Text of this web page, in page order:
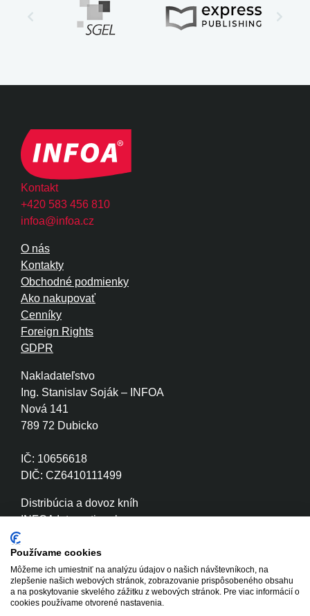
Kontakt
+420 583 456 810
infoa@infoa.cz
Nakladateľstvo
Ing. Stanislav Soják – INFOA
Nová 141
789 72 Dubicko
IČ: 10656618
DIČ: CZ6410111499
Distribúcia a dovoz kníh
INFOA International s.r.o.
789 72 Dubicko
IČ: 26870886
DIČ: CZ26870886
O nás
Kontakty
Obchodné podmienky
Ako nakupovať
Cenníky
Foreign Rights
GDPR
Používame cookies
Môžeme ich umiestniť na analýzu údajov o našich návštevníkoch, na
zlepšenie našich webových stránok, zobrazovanie prispôsobeného obsahu
a na poskytovanie skvelého zážitku z webových stránok. Pre viac informácií o
cookies používame otvorené nastavenia.